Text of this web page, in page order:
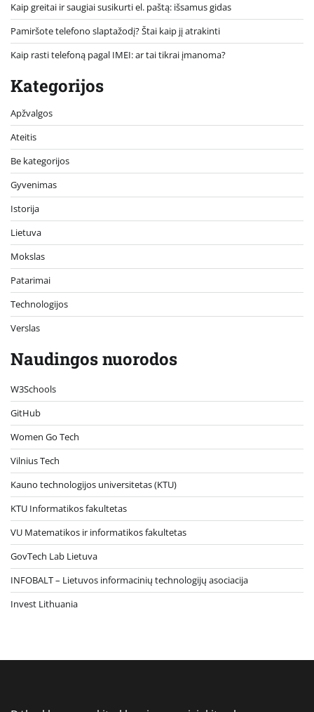
Kaip greitai ir saugiai susikurti el. paštą: išsamus gidas
Pamiršote telefono slaptažodį? Štai kaip jį atrakinti
Kaip rasti telefoną pagal IMEI: ar tai tikrai įmanoma?
Kategorijos
Apžvalgos
Ateitis
Be kategorijos
Gyvenimas
Istorija
Lietuva
Mokslas
Patarimai
Technologijos
Verslas
Naudingos nuorodos
W3Schools
GitHub
Women Go Tech
Vilnius Tech
Kauno technologijos universitetas (KTU)
KTU Informatikos fakultetas
VU Matematikos ir informatikos fakultetas
GovTech Lab Lietuva
INFOBALT – Lietuvos informacinių technologijų asociacija
Invest Lithuania